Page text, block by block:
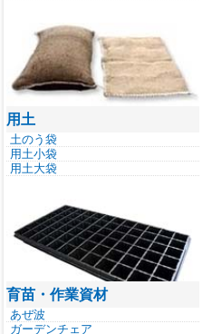
用土
土のう袋
用土小袋
用土大袋
育苗・作業資材
あぜ波
ガーデンチェア